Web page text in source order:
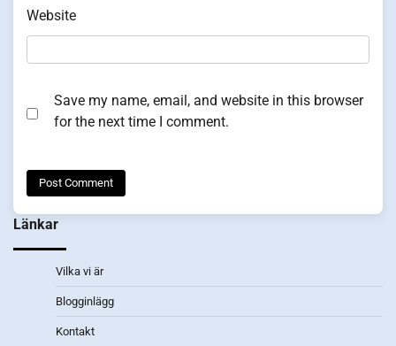
Website
Save my name, email, and website in this browser
for the next time I comment.
Länkar
Vilka vi är
Blogginlägg
Kontakt